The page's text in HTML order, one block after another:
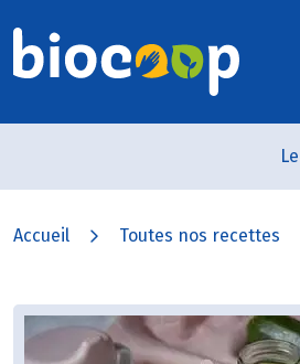
Accueil Toutes nos recettes